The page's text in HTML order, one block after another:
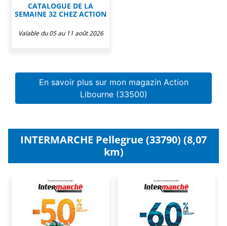
CATALOGUE DE LA
SEMAINE 32 CHEZ ACTION
Valable du 05 au 11 août 2026
En savoir plus sur mon magazin Action
Libourne (33500)
INTERMARCHE Pellegrue (33790) (8,07
km)